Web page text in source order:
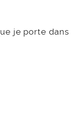
je porte dans